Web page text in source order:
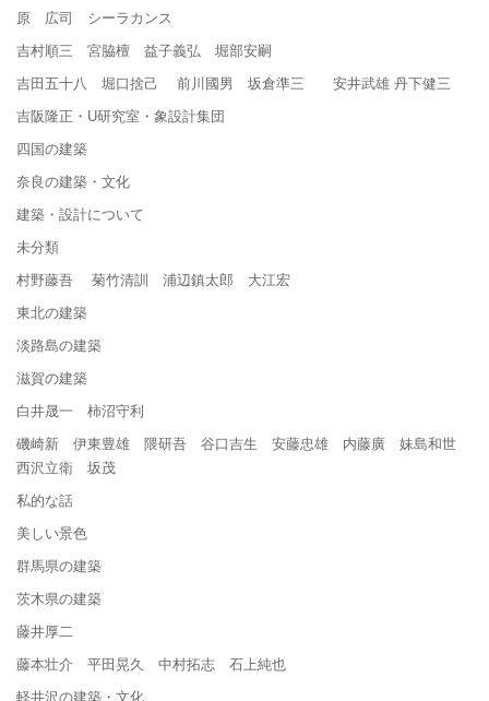
原 広司 シーラカンス
吉村順三 宮脇檀 益子義弘 堀部安嗣
吉田五十八 堀口捨己 前川國男 坂倉準三 安井武雄 丹下健三
吉阪隆正・U研究室・象設計集団
四国の建築
奈良の建築・文化
建築・設計について
未分類
村野藤吾 菊竹清訓 浦辺鎮太郎 大江宏
東北の建築
淡路島の建築
滋賀の建築
白井晟一 柿沼守利
磯崎新 伊東豊雄 隈研吾 谷口吉生 安藤忠雄 内藤廣 妹島和世
西沢立衛 坂茂
私的な話
美しい景色
群馬県の建築
茨木県の建築
藤井厚二
藤本壮介 平田晃久 中村拓志 石上純也
軽井沢の建築・文化